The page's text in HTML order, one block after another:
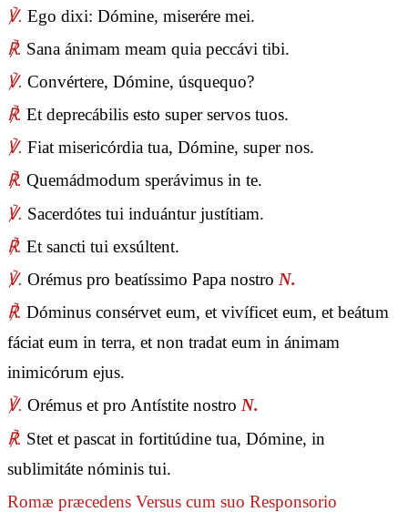
℣. Ego dixi: Dómine, miserére mei.
℟. Sana ánimam meam quia peccávi tibi.
℣. Convértere, Dómine, úsquequo?
℟. Et deprecábilis esto super servos tuos.
℣. Fiat misericórdia tua, Dómine, super nos.
℟. Quemádmodum sperávimus in te.
℣. Sacerdótes tui induántur justítiam.
℟. Et sancti tui exsúltent.
℣. Orémus pro beatíssimo Papa nostro N.
℟. Dóminus consérvet eum, et vivíficet eum, et beátum
fáciat eum in terra, et non tradat eum in ánimam
inimicórum ejus.
℣. Orémus et pro Antístite nostro N.
℟. Stet et pascat in fortitúdine tua, Dómine, in
sublimitáte nóminis tui.
Romæ præcedens Versus cum suo Responsorio